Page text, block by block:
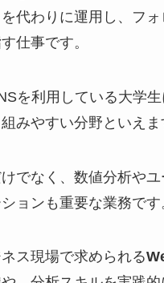
代わりに運用し、フ
仕事です。
を利用している大学
みやすい分野といえま
でなく、数値分析やユ
ョンも重要な業務です
ス現場で求められる